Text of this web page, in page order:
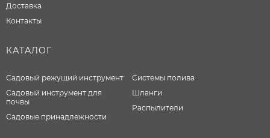
Доставка
Контакты
КАТАЛОГ
Садовый режущий инструмент
Садовый инструмент для
почвы
Садовые принадлежности
Системы полива
Шланги
Распылители